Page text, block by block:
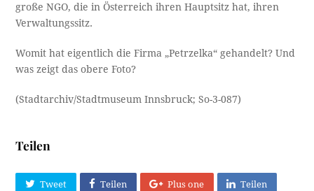
große NGO, die in Österreich ihren Hauptsitz hat, ihren
Verwaltungssitz.
Womit hat eigentlich die Firma „Petrzelka“ gehandelt? Und
was zeigt das obere Foto?
(Stadtarchiv/Stadtmuseum Innsbruck; So-3-087)
Teilen
Tweet Teilen Plus one Teilen